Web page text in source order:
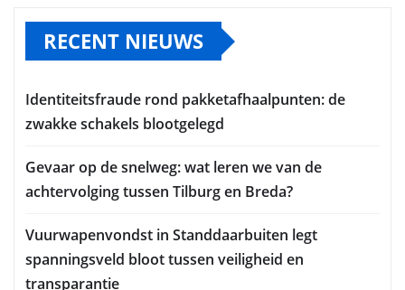
RECENT NIEUWS
Identiteitsfraude rond pakketafhaalpunten: de
zwakke schakels blootgelegd
Gevaar op de snelweg: wat leren we van de
achtervolging tussen Tilburg en Breda?
Vuurwapenvondst in Standdaarbuiten legt
spanningsveld bloot tussen veiligheid en
transparantie